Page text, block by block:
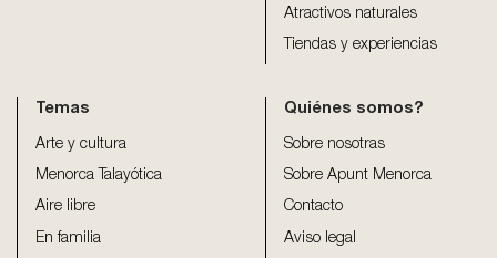
Atractivos naturales
Tiendas y experiencias
Temas
Arte y cultura
Menorca Talayótica
Aire libre
En familia
Quiénes somos?
Sobre nosotras
Sobre Apunt Menorca
Contacto
Aviso legal